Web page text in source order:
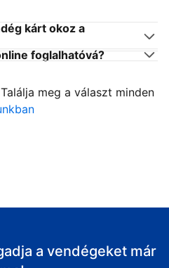
kárt okoz a
foglalhatóvá?
meg a választ minden
a vendégeket már